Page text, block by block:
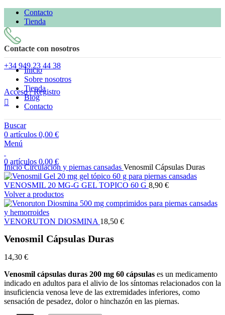
Contacto
Tienda
Contacte con nosotros
+34 949 23 44 38
Acceso / Registro
Buscar
0 artículos 0,00 €
Menú
0 artículos 0,00 €
Inicio
Sobre nosotros
Tienda
Blog
Contacto
Clic para ampliar
InicioCirculación y piernas cansadas Venosmil Cápsulas Duras
VENOSMIL 20 MG-G GEL TOPICO 60 G 8,90 €
Volver a productos
VENORUTON DIOSMINA 18,50 €
Venosmil Cápsulas Duras
14,30 €
Venosmil cápsulas duras 200 mg 60 cápsulas es un medicamento
indicado en adultos para el alivio de los síntomas relacionados con la
insuficiencia venosa leve de las extremidades inferiores, como
sensación de pesadez, dolor o hinchazón en las piernas.